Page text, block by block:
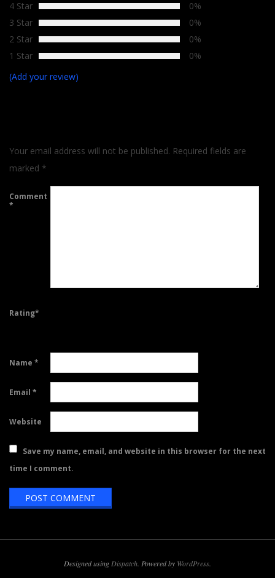
4 Star
0%
3 Star
0%
2 Star
0%
1 Star
0%
(Add your review)
Your email address will not be published. Required fields are
marked *
Comment
*
Rating*
Name *
Email *
Website
Save my name, email, and website in this browser for the next
time I comment.
Designed using Dispatch . Powered by WordPress